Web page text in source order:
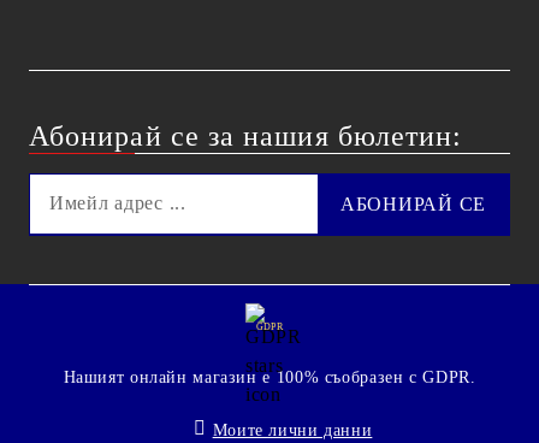
Абонирай се за нашия бюлетин:
GDPR
Нашият онлайн магазин е 100% съобразен с GDPR.
Моите лични данни